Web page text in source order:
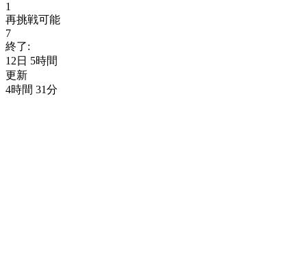
1
再挑戦可能
7
終了:
12日 5時間
更新
4時間 31分